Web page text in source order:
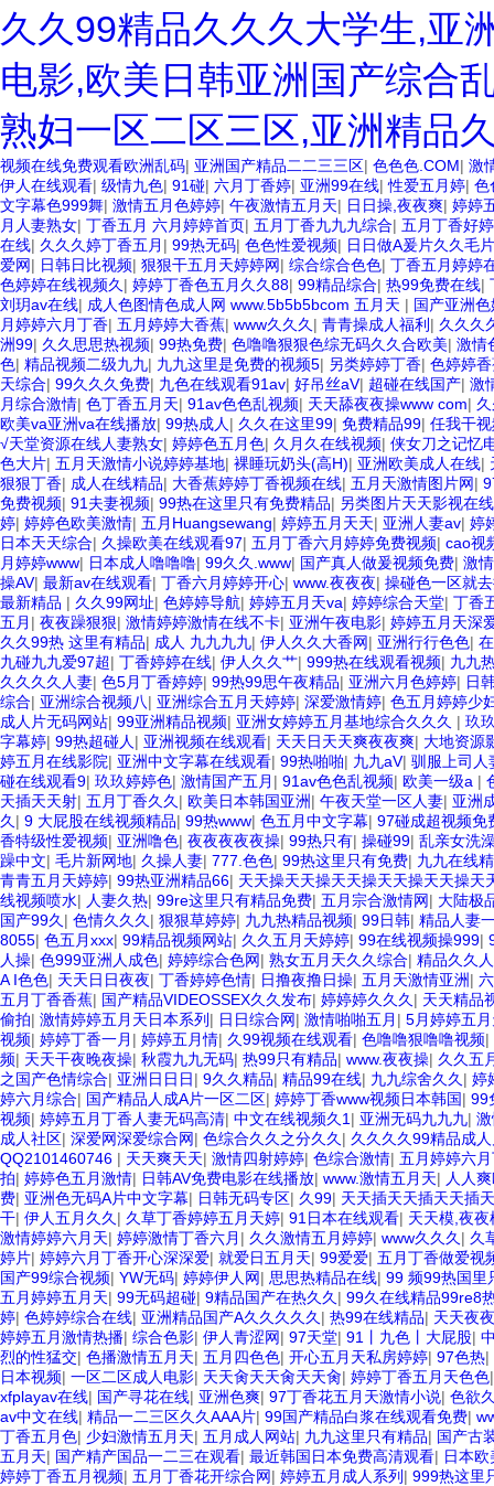
久久99精品久久久大学生,亚
电影,欧美日韩亚洲国产综合
熟妇一区二区三区,亚洲精品
视频在线免费观看欧洲乱码| 亚洲国产精品二二三三区| 色色色.COM| 激
伊人在线观看| 级情九色| 91碰| 六月丁香婷| 亚洲99在线|性爱五月婷| 色
文字幕色999舞| 激情五月色婷婷| 午夜激情五月天| 日日操,夜夜爽| 婷婷
月人妻熟女| 丁香五月 六月婷婷首页| 五月丁香九九九综合| 五月丁香好
在线| 久久久婷丁香五月 | 99热无码| 色色性爱视频| 日日做A爰片久久毛
爱网| 日韩日比视频| 狠狠干五月天婷婷网| 综合综合色色| 丁香五月婷婷
色婷婷在线视频久 | 婷婷丁香色五月久久88| 99精品综合| 热99免费在线|
刘玥av在线| 成人色图情色成人网 www.5b5b5bcom 五月天 | 国产亚洲
月婷婷六月丁香| 五月婷婷大香蕉| www久久久 | 青青操成人福利 | 久久久
洲99| 久久思思热视频| 99热免费| 色噜噜狠狠色综无码久久合欧美| 激情
色| 精品视频二级九九| 九九这里是免费的视频5| 另类婷婷丁香| 色婷婷
天综合| 99久久久免费| 九色在线观看91av| 好吊丝aV| 超碰在线国产| 激
月综合激情| 色丁香五月天| 91av色色乱视频| 天天舔夜夜操www com|
欧美va亚洲va在线播放| 99热成人 | 久久在这里99| 免费精品99| 任我干
√天堂资源在线人妻熟女| 婷婷色五月色| 久月久在线视频| 侠女刀之记忆
色大片| 五月天激情小说婷婷基地| 裸睡玩奶头(高H)| 亚洲欧美成人在线|
狠狠丁香| 成人在线精品| 大香蕉婷婷丁香视频在线| 五月天激情图片网|
免费视频| 91夫妻视频| 99热在这里只有免费精品| 另类图片天天影视在
婷| 婷婷色欧美激情| 五月Huangsewang| 婷婷五月天天| 亚洲人妻av| 婷
日本天天综合| 久操欧美在线观看97| 五月丁香六月婷婷免费视频| cao视
月婷婷www| 日本成人噜噜噜| 99久久.www| 国产真人做爰视频免费| 激
操AV| 最新av在线观看| 丁香六月婷婷开心| www.夜夜夜| 操碰色一区就
最新精品 | 久久99网址| 色婷婷导航| 婷婷五月天va| 婷婷综合天堂| 丁香
五月 | 夜夜躁狠狠| 激情婷婷激情在线不卡| 亚洲午夜电影| 婷婷五月天深
久久99热 这里有精品| 成人 九九九九| 伊人久久大香网| 亚洲行行色色|
九碰九九爱97超| 丁香婷婷在线| 伊人久久艹| 999热在线观看视频| 九九
久久久久人妻| 色5月丁香婷婷| 99热99思午夜精品| 亚洲六月色婷婷| 日
综合| 亚洲综合视频八| 亚洲综合五月天婷婷| 深爱激情婷| 色五月婷婷少
成人片无码网站| 99亚洲精品视频| 亚洲女婷婷五月基地综合久久久 | 玖
字幕婷| 99热超碰人 | 亚洲视频在线观看| 天天日天天爽夜夜爽| 大地资源
婷五月在线影院| 亚洲中文字幕在线观看| 99热啪啪| 九九aV| 驯服上司人
碰在线观看9| 玖玖婷婷色| 激情国产五月 | 91av色色乱视频| 欧美一级a |
天插天天射| 五月丁香久久 | 欧美日本韩国亚洲| 午夜天堂一区人妻| 亚洲
久 | 9 大屁股在线视频精品| 99热www| 色五月中文字幕| 97碰成超视频免
香特级性爱视频| 亚洲噜色| 夜夜夜夜夜操| 99热只有| 操碰99| 乱亲女洗
躁中文| 毛片新网地| 久操人妻| 777.色色| 99热这里只有免费| 九九在线
青青五月天婷婷| 99热亚洲精品66| 天天操天天操天天操天天操天天操
线视频喷水| 人妻久热| 99re这里只有精品免费| 五月宗合激情网| 大陆极
国产99久 | 色情久久久 | 狠狠草婷婷| 九九热精品视频| 99日韩| 精品人妻
8055| 色五月xxx| 99精品视频网站| 久久五月天婷婷| 99在线视频操999|
人操| 色999亚洲人成色| 婷婷综合色网| 熟女五月天久久综合| 精品久久
A I色色| 天天日日夜夜| 丁香婷婷色情| 日撸夜撸日操| 五月天激情亚洲|
五月丁香香蕉| 国产精品VIDEOSSEX久久发布| 婷婷婷久久久 | 天天精品
偷拍| 激情婷婷五月天日本系列 | 日日综合网| 激情啪啪五月 | 5月婷婷五
视频| 婷婷丁香一月 | 婷婷五月情| 久99视频在线观看| 色噜噜狠噜噜视频|
频| 天天干夜晚夜操| 秋霞九九无码| 热99只有精品| www.夜夜操| 久久五
之国产色情综合| 亚洲日日日| 9久久精品| 精品99在线| 九九综舍久久 | 婷
婷六月综合| 国产精品人成A片一区二区| 婷婷丁香www视频日本韩国| 99
视频| 婷婷五月丁香人妻无码高清| 中文在线视频久1 | 亚洲无码九九九|
成人社区| 深爱网深爱综合网| 色综合久久之分久久 | 久久久久99精品成
QQ2101460746 | 天天爽天天| 激情四射婷婷| 色综合激情| 五月婷婷六
拍| 婷婷色五月激情| 日韩AV免费电影在线播放| www.激情五月天| 人人
费| 亚洲色无码A片中文字幕| 日韩无码专区| 久99| 天天插天天插天天插
干| 伊人五月久久 | 久草丁香婷婷五月天婷| 91日本在线观看| 天天模,夜夜
激情婷婷六月天| 婷婷激情丁香六月 | 久久激情五月婷婷| www久久久 | 久
婷片| 婷婷六月丁香开心深深爱| 就爱日五月天| 99爱爱| 五月丁香做爱视
国产99综合视频| YW无码| 婷婷伊人网| 思思热精品在线| 99 频99热国里
五月婷婷五月天| 99无码超碰| 9精品国产在热久久 | 99久在线精品99re8
婷| 色婷婷综合在线| 亚洲精品国产A久久久久久 | 热99在线精品| 天天夜
婷婷五月激情热播| 综合色影| 伊人青涩网| 97天堂| 91丨九色丨大屁股|
烈的性猛交| 色播激情五月天| 五月四色色| 开心五月天私房婷婷| 97色热|
日本视频| 一区二区成人电影| 天天肏天天肏天天肏| 婷婷丁香五月天色色
xfplayav在线| 国产寻花在线| 亚洲色爽| 97丁香花五月天激情小说| 色欲
av中文在线| 精品一二三区久久AAA片| 99国产精品白浆在线观看免费|
丁香五月色| 少妇激情五月天| 五月成人网站| 九九这里只有精品| 国产古
五月天| 国产精产国品一二三在观看| 最近韩国日本免费高清观看| 日本
婷婷丁香五月视频| 五月丁香花开综合网| 婷婷五月成人系列 | 999热这里